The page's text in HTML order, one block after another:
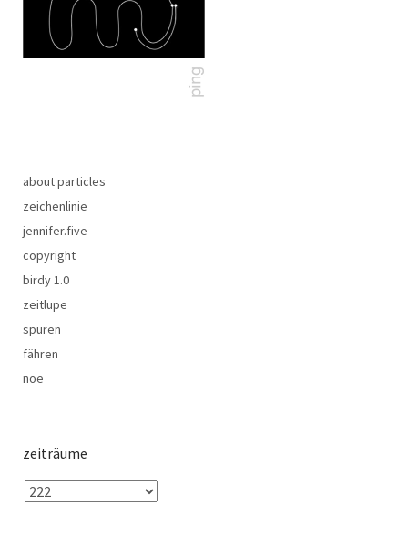
about particles
zeichenlinie
jennifer.five
copyright
birdy 1.0
zeitlupe
spuren
fähren
noe
zeiträume